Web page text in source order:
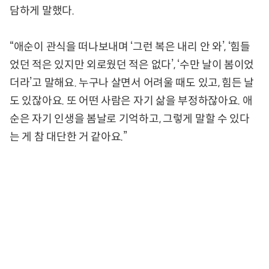
담하게 말했다.
“애순이 관식을 떠나보내며 ‘그런 복은 내리 안 와’, ‘힘들
었던 적은 있지만 외로웠던 적은 없다’, ‘수만 날이 봄이었
더라’고 말해요. 누구나 살면서 어려울 때도 있고, 힘든 날
도 있잖아요. 또 어떤 사람은 자기 삶을 부정하잖아요. 애
순은 자기 인생을 봄날로 기억하고, 그렇게 말할 수 있다
는 게 참 대단한 거 같아요.”